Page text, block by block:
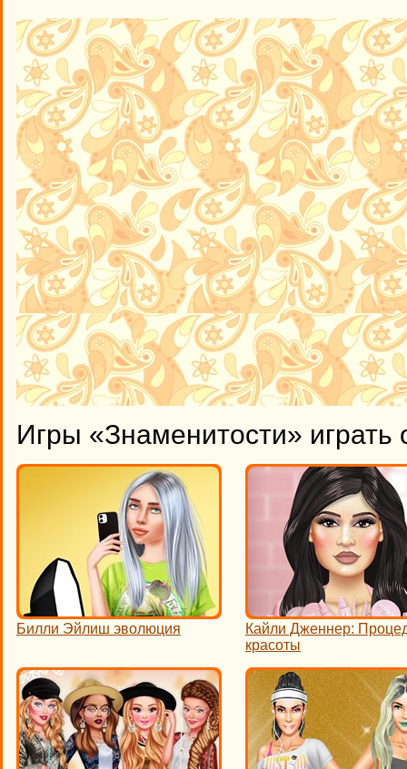
Игры «Знаменитости» играть
Билли Эйлиш эволюция
Кайли Дженнер:
красоты